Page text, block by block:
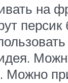
на
персик